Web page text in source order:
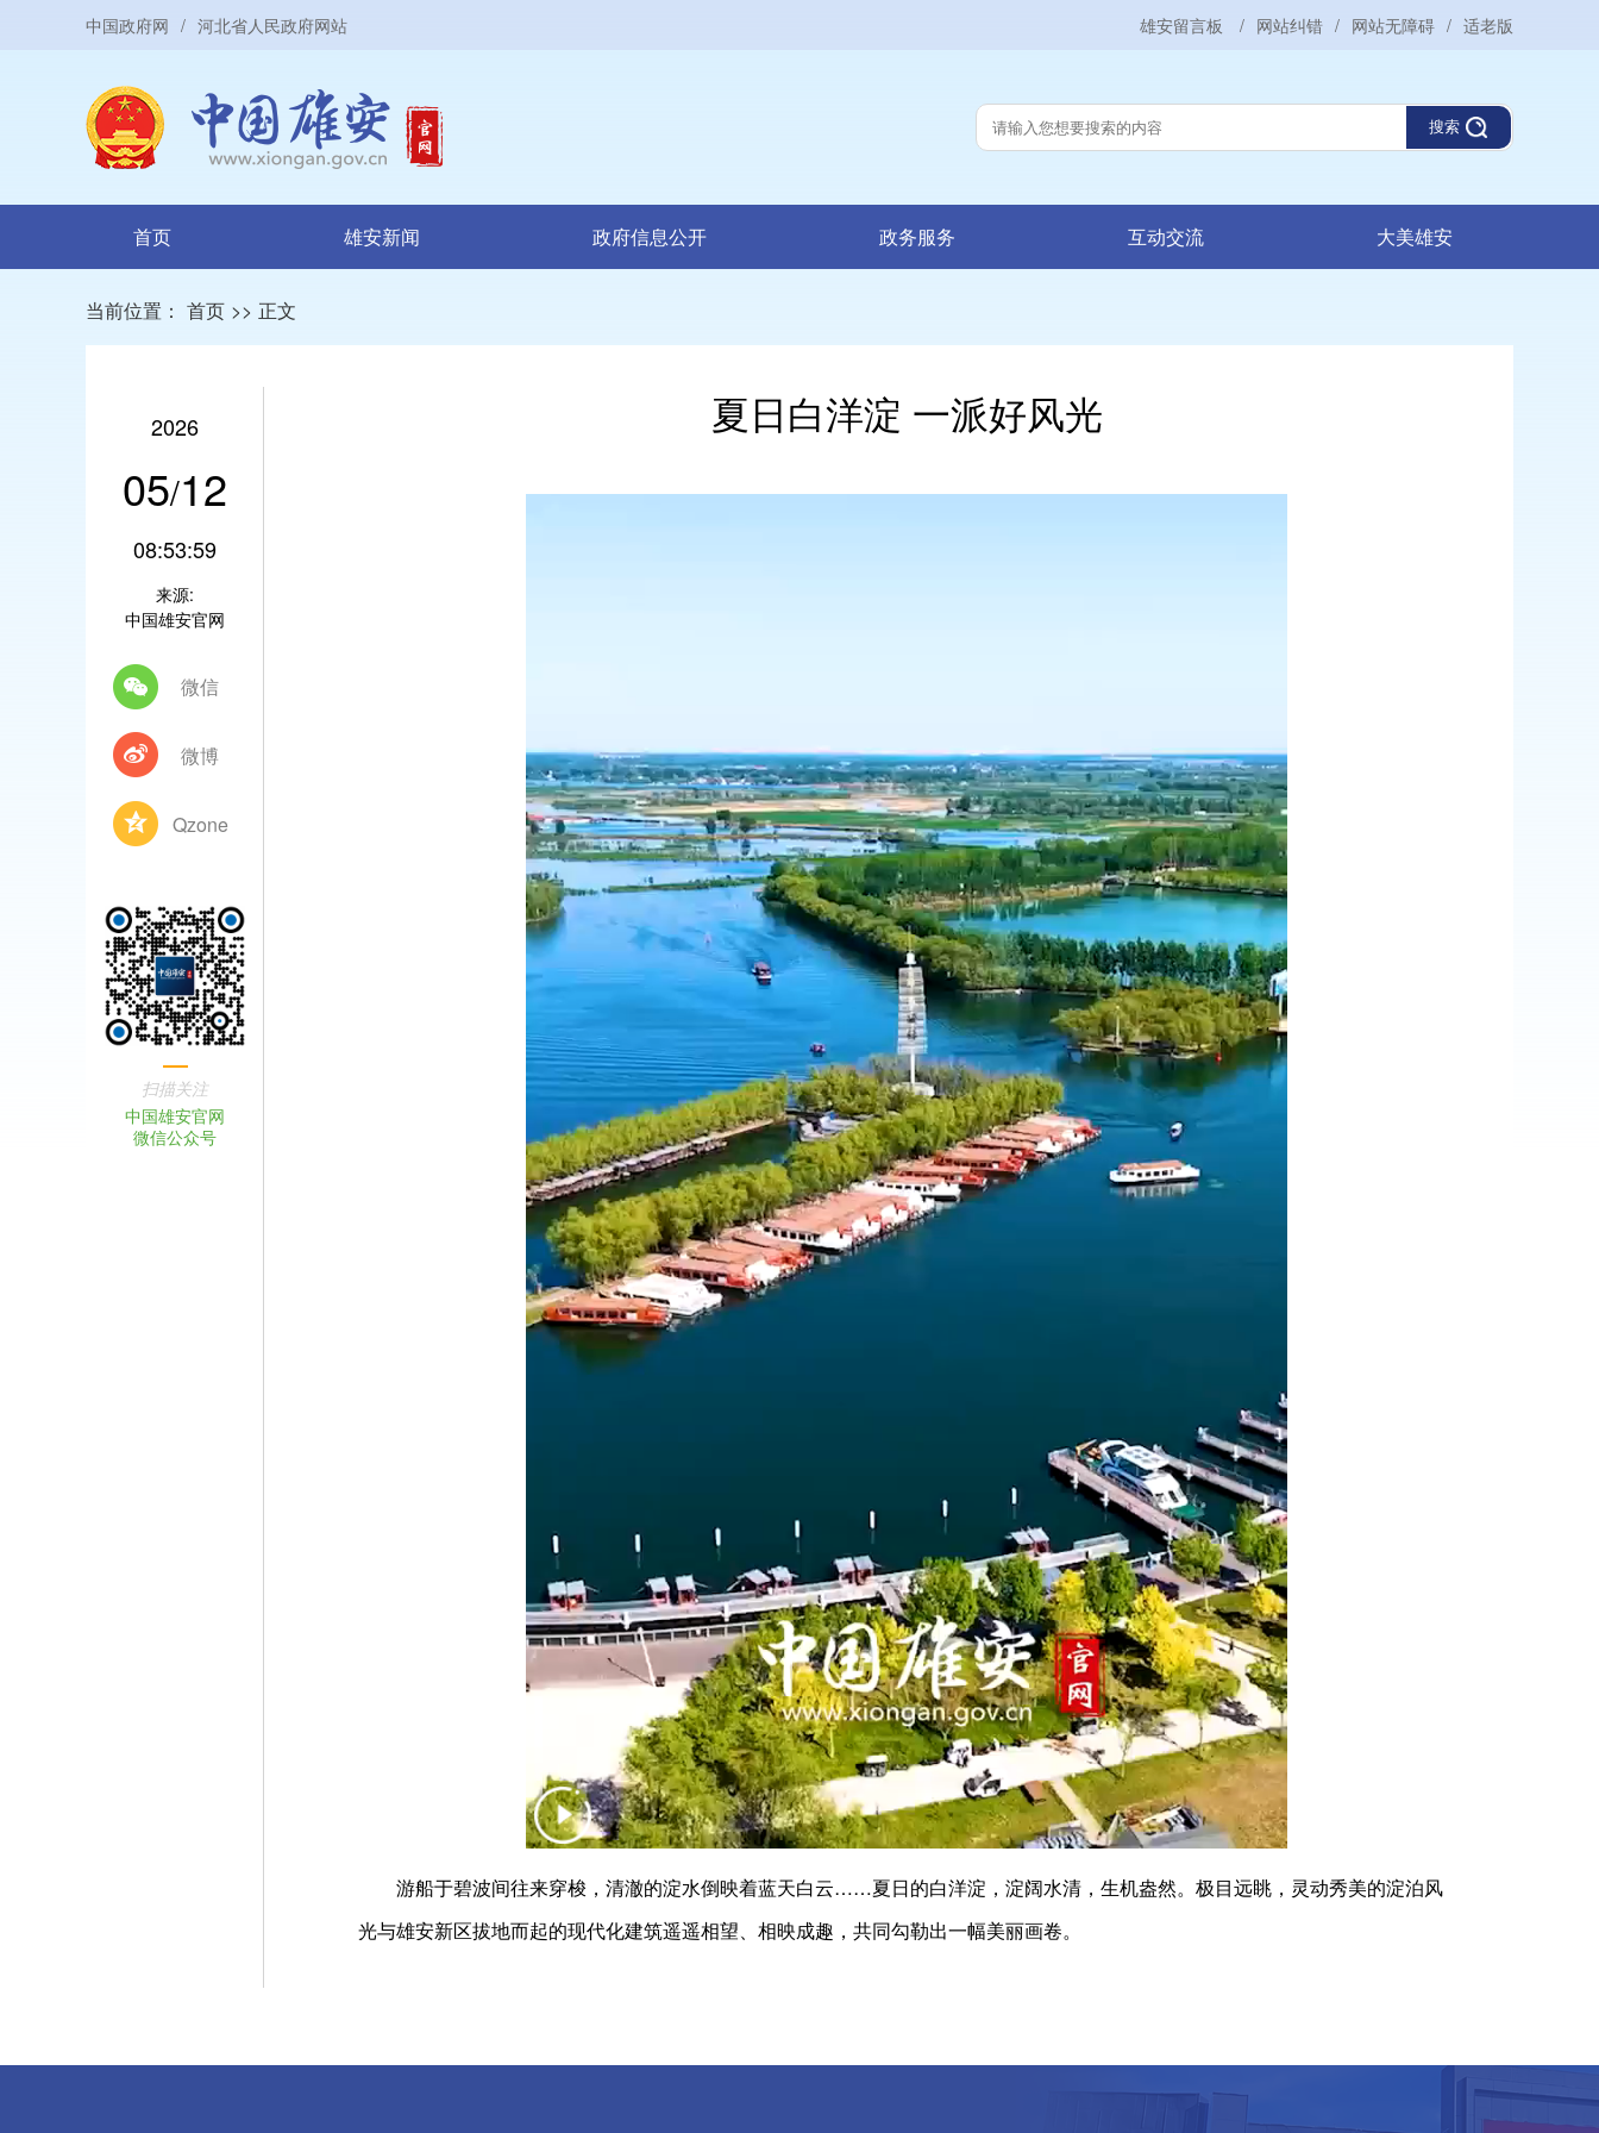
中国政府网 / 河北省人民政府网站 雄安留言板 / 网站纠错 / 网站无障碍 / 适老版
搜索
首页 雄安新闻 政府信息公开 政务服务 互动交流 大美雄安
当前位置： 首页 >> 正文
2026
05/12
08:53:59
来源:
中国雄安官网
微信
微博
Qzone
扫描关注
中国雄安官网
微信公众号
夏日白洋淀 一派好风光
游船于碧波间往来穿梭，清澈的淀水倒映着蓝天白云……夏日的白洋淀，淀阔水清，生机盎然。极目远眺，灵动秀美的淀泊风
光与雄安新区拔地而起的现代化建筑遥遥相望、相映成趣，共同勾勒出一幅美丽画卷。